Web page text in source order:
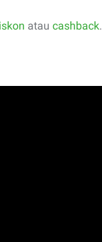
atau cashback.